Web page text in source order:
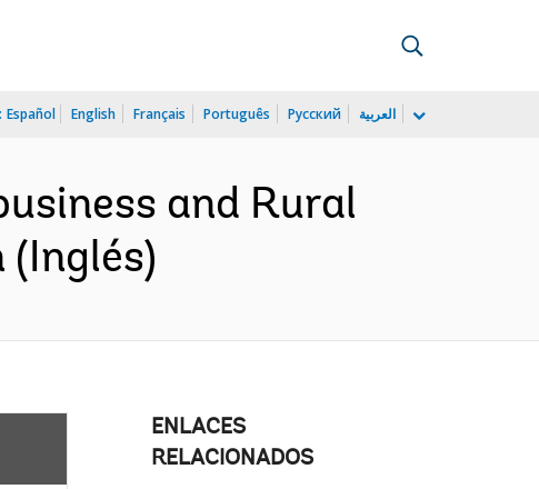
Español English Français Português Русский العربية
and Rural
ENLACES
RELACIONADOS